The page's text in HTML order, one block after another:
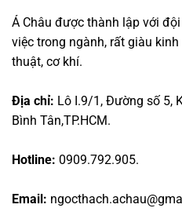
Á Châu được thành lập với
việc trong ngành, rất giàu
thuật, cơ khí.
Địa chỉ: Lô I.9/1, Đường số 5,
Bình Tân,TP.HCM.
Hotline: 0909.792.905.
Email: